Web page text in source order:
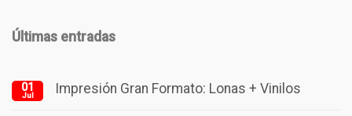
Últimas entradas
01
Jul Impresión Gran Formato: Lonas + Vinilos